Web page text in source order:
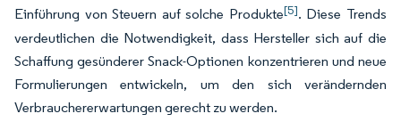
Einführung von Steuern auf solche Produkte[5]. Diese Trends
verdeutlichen die Notwendigkeit, dass Hersteller sich auf die
Schaffung gesünderer Snack-Optionen konzentrieren und neue
Formulierungen entwickeln, um den sich verändernden
Verbrauchererwartungen gerecht zu werden.